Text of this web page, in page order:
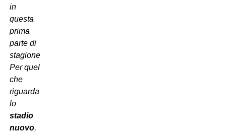
in
questa
prima
parte di
stagione.
Per quel
che
riguarda
lo
stadio
nuovo,